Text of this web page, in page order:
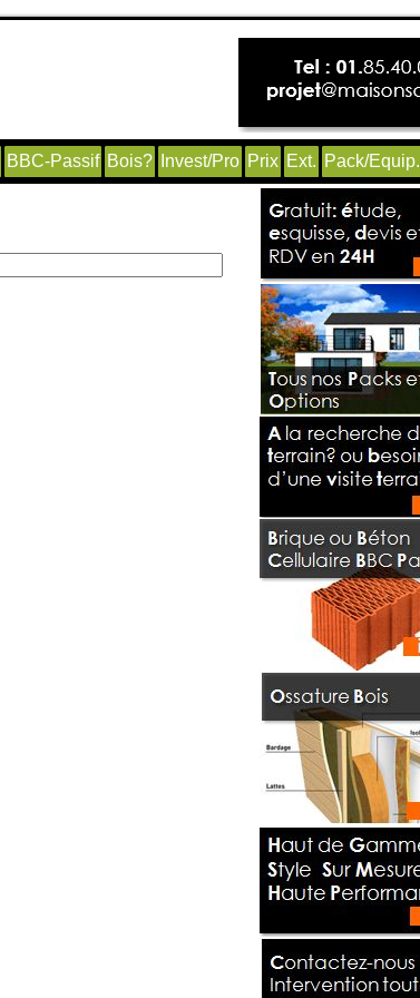
BBC-Passif Bois? Invest/Pro Prix Ext. Pack/Equip.